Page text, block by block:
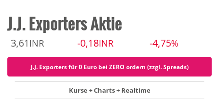
J.J. Exporters Aktie
3,61 INR -0,18INR -4,75%
J.J. Exporters für 0 Euro bei ZERO ordern (zzgl. Spreads)
Kurse + Charts + Realtime